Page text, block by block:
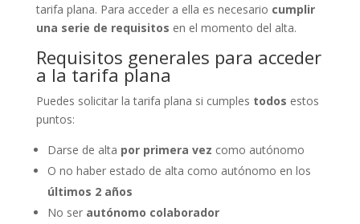
tarifa plana. Para acceder a ella es necesario cumplir
una serie de requisitos en el momento del alta.
Requisitos generales para acceder
a la tarifa plana
Puedes solicitar la tarifa plana si cumples todos estos
puntos:
Darse de alta por primera vez como autónomo
O no haber estado de alta como autónomo en los
últimos 2 años
No ser autónomo colaborador